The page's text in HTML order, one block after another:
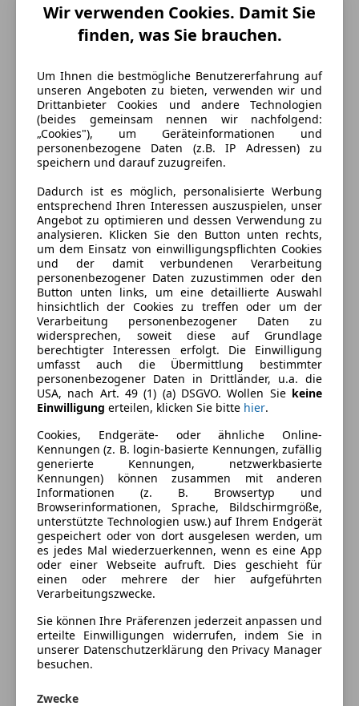
Energieverbrauch
Kraftstoff Diesel
Ausstattung
Komfort
Berganfahrassistent
Elektrische Seitenspiegel
Elektrische Sitze
Klimaautomatik
Lederausstattung
Multifunktionslenkrad
Sitzheizung
Tempomat
Unterhaltung/Media
Sicherheit
ABS
Fahrerairbag
Mehr anzeigen
Farbe und Innenausstattung
Außenfarbe
Grau
Lackierung
Andere
Innenausstattung
Vollleder
Fahrzeugbeschreibung
Herzlich Willkommen bei Autolounge GmbH und
vielen Dank für Ihr Interesse an unserem Fahrzeug
///// Vermittlungsverkauf /////
Wir verwenden Cookies. Damit Sie
finden, was Sie brauchen.
Um Ihnen die bestmögliche Benutzererfahrung auf
unseren Angeboten zu bieten, verwenden wir und
Drittanbieter Cookies und andere Technologien
(beides gemeinsam nennen wir nachfolgend:
„Cookies"), um Geräteinformationen und
personenbezogene Daten (z.B. IP Adressen) zu
speichern und darauf zuzugreifen.
Dadurch ist es möglich, personalisierte Werbung
entsprechend Ihren Interessen auszuspielen, unser
Angebot zu optimieren und dessen Verwendung zu
analysieren. Klicken Sie den Button unten rechts,
um dem Einsatz von einwilligungspflichten Cookies
und der damit verbundenen Verarbeitung
personenbezogener Daten zuzustimmen oder den
Button unten links, um eine detaillierte Auswahl
hinsichtlich der Cookies zu treffen oder um der
Verarbeitung personenbezogener Daten zu
widersprechen, soweit diese auf Grundlage
berechtigter Interessen erfolgt. Die Einwilligung
umfasst auch die Übermittlung bestimmter
personenbezogener Daten in Drittländer, u.a. die
USA, nach Art. 49 (1) (a) DSGVO. Wollen Sie keine
Einwilligung erteilen, klicken Sie bitte hier.
Cookies, Endgeräte- oder ähnliche Online-
Kennungen (z. B. login-basierte Kennungen, zufällig
generierte Kennungen, netzwerkbasierte
Kennungen) können zusammen mit anderen
Informationen (z. B. Browsertyp und
Browserinformationen, Sprache, Bildschirmgröße,
unterstützte Technologien usw.) auf Ihrem Endgerät
gespeichert oder von dort ausgelesen werden, um
es jedes Mal wiederzuerkennen, wenn es eine App
oder einer Webseite aufruft. Dies geschieht für
einen oder mehrere der hier aufgeführten
Verarbeitungszwecke.
Sie können Ihre Präferenzen jederzeit anpassen und
erteilte Einwilligungen widerrufen, indem Sie in
unserer Datenschutzerklärung den Privacy Manager
besuchen.
Zwecke